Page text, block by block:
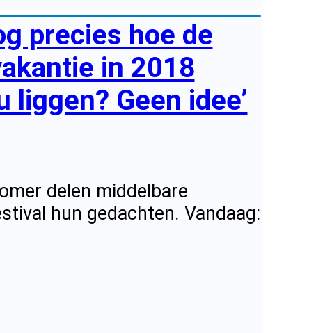
precies hoe de
in 2018
Geen idee’
delen middelbare
hun gedachten. Vandaag: